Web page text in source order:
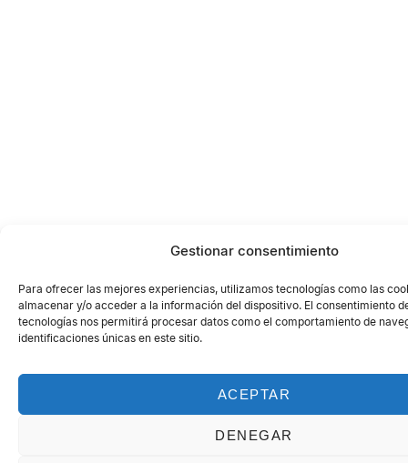
Gestionar consentimiento
Para ofrecer las mejores experiencias, utilizamos tecnologías como las
almacenar y/o acceder a la información del dispositivo. El consentimiento
tecnologías nos permitirá procesar datos como el comportamiento de
identificaciones únicas en este sitio.
ACEPTAR
DENEGAR